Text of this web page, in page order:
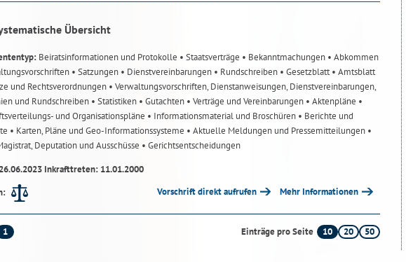
Übersicht
Beiratsinformationen und Protokolle • Staatsverträge • Bekanntmachungen • Abkommen
• Satzungen • Dienstvereinbarungen • Rundschreiben • Gesetzblatt• Amtsblatt
und Rechtsverordnungen • Verwaltungsvorschriften, Dienstanweisungen, Dienstvereinbarungen,
und Rundschreiben • Statistiken • Gutachten • Verträge und Vereinbarungen • Aktenpläne •
und Organisationspläne • Informationsmaterial und Broschüren • Berichte und
• Karten, Pläne und Geo-Informationssysteme • Aktuelle Meldungen und Pressemitteilungen •
Deputation und Ausschüsse • Gerichtsentscheidungen
Inkrafttreten: 11.01.2000
Vorschrift direkt aufrufen Mehr Informationen
1 Einträge pro Seite 10 20 50